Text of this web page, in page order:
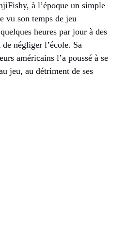
à l’époque un simple
vu son temps de jeu
heures par jour à des
négliger l’école. Sa
américains l’a poussé à se
jeu, au détriment de ses